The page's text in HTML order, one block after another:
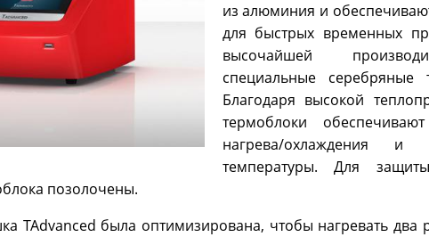
из алюминия и
для быстрых временных
высочайшей
специальные
Благодаря высокой
термоблоки
нагрева/охлаждения и
температуры. Для
позолочены.
TAdvanced была оптимизирована, чтобы нагревать два